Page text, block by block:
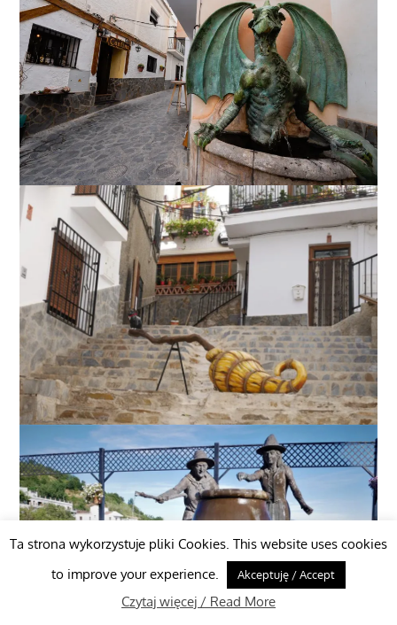
Ta strona wykorzystuje pliki Cookies. This website uses cookies
to improve your experience.
Akceptuję / Accept
Czytaj więcej / Read More